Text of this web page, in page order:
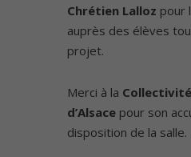
Chrétien Lalloz pour
auprès des élèves
projet.
Merci à la
d’Alsace pour son
disposition de la salle.